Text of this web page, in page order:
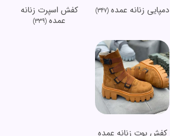
دمپایی زنانه عمده(347)
کفش اسپرت زنانه
عمده(339)
کفش بوت زنانه عمده